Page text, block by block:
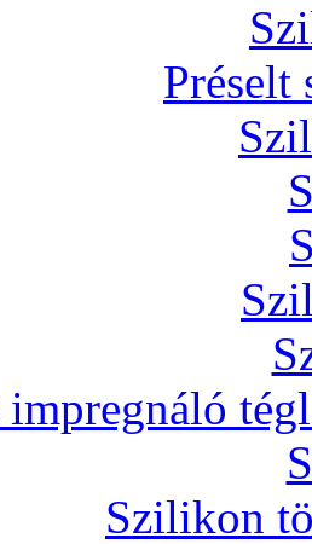
Préselt
Szilikon